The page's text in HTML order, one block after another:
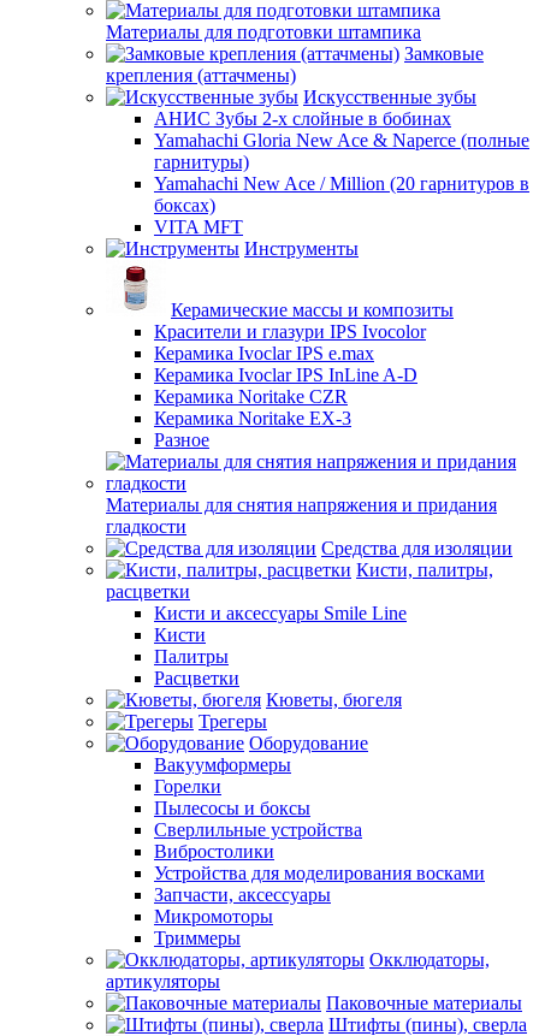
Материалы для подготовки штампика
Замковые
крепления (аттачмены)
Искусственные зубы
АНИС Зубы 2-х слойные в бобинах
Yamahachi Gloria New Ace & Naperce (полные
гарнитуры)
Yamahachi New Ace / Million (20 гарнитуров в
боксах)
VITA MFT
Инструменты
Керамические массы и композиты
Красители и глазури IPS Ivocolor
Керамика Ivoclar IPS e.max
Керамика Ivoclar IPS InLine A-D
Керамика Noritake CZR
Керамика Noritake EX-3
Разное
Материалы для снятия напряжения и придания
гладкости
Средства для изоляции
Кисти, палитры,
расцветки
Кисти и аксессуары Smile Line
Кисти
Палитры
Расцветки
Кюветы, бюгеля
Трегеры
Оборудование
Вакуумформеры
Горелки
Пылесосы и боксы
Сверлильные устройства
Вибростолики
Устройства для моделирования восками
Запчасти, аксессуары
Микромоторы
Триммеры
Окклюдаторы,
артикуляторы
Паковочные материалы
Штифты (пины), сверла